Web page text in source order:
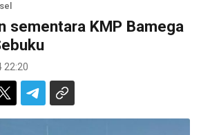
sementara KMP Bamega
22:20